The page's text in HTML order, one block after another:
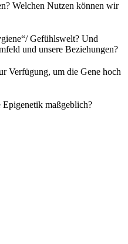
Welchen Nutzen können wir
Gefühlswelt? Und
und unsere Beziehungen?
Verfügung, um die Gene hoch
maßgeblich?